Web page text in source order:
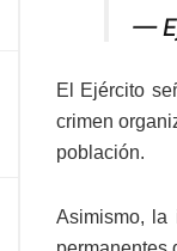
—
El Ejército
crimen
población.
Asimismo, la